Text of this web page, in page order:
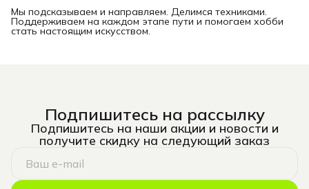
Мы подсказываем и направляем. Делимся техниками.
Поддерживаем на каждом этапе пути и помогаем хобби
стать настоящим искусством.
Подпишитесь на рассылку
Подпишитесь на наши акции и новости и
получите скидку на следующий заказ